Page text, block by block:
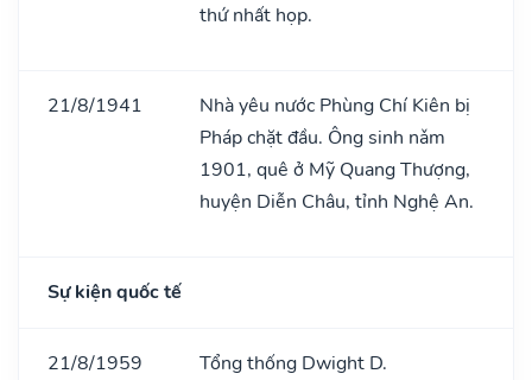
thứ nhất họp.
21/8/1941
Nhà yêu nước Phùng Chí Kiên bị
Pháp chặt đầu. Ông sinh nǎm
1901, quê ở Mỹ Quang Thượng,
huyện Diễn Châu, tỉnh Nghệ An.
Sự kiện quốc tế
21/8/1959
Tổng thống Dwight D.